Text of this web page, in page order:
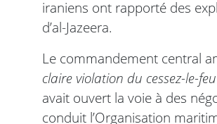
iraniens ont rapporté des
d’al-Jazeera.
Le commandement central
claire violation du cessez-le-feu
avait ouvert la voie à des
conduit l’Organisation